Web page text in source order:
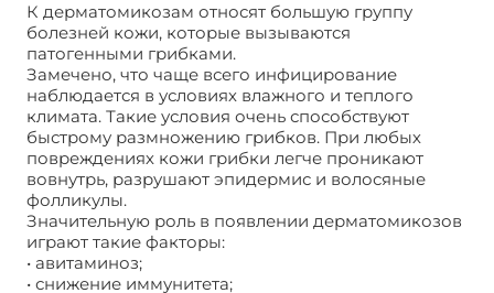
К дерматомикозам относят большую группу
болезней кожи, которые вызываются
патогенными грибками.
Замечено, что чаще всего инфицирование
наблюдается в условиях влажного и теплого
климата. Такие условия очень способствуют
быстрому размножению грибков. При любых
повреждениях кожи грибки легче проникают
вовнутрь, разрушают эпидермис и волосяные
фолликулы.
Значительную роль в появлении дерматомикозов
играют такие факторы:
• авитаминоз;
• снижение иммунитета;